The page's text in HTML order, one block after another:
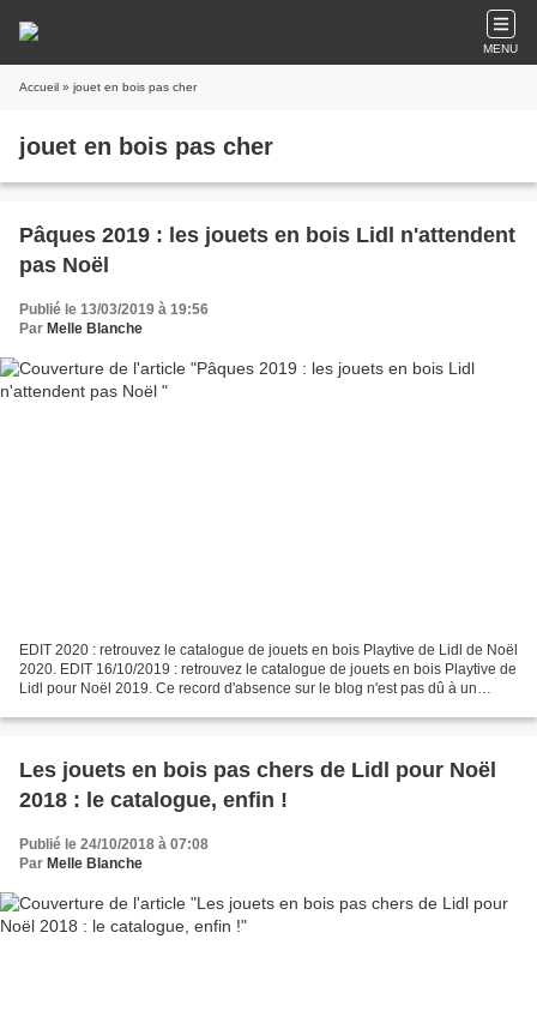
MENU
Accueil » jouet en bois pas cher
jouet en bois pas cher
Pâques 2019 : les jouets en bois Lidl n'attendent
pas Noël
Publié le 13/03/2019 à 19:56
Par Melle Blanche
EDIT 2020 : retrouvez le catalogue de jouets en bois Playtive de Lidl de Noël
2020. EDIT 16/10/2019 : retrouvez le catalogue de jouets en bois Playtive de
Lidl pour Noël 2019. Ce record d'absence sur le blog n'est pas dû à un
Les jouets en bois pas chers de Lidl pour Noël
2018 : le catalogue, enfin !
Publié le 24/10/2018 à 07:08
Par Melle Blanche